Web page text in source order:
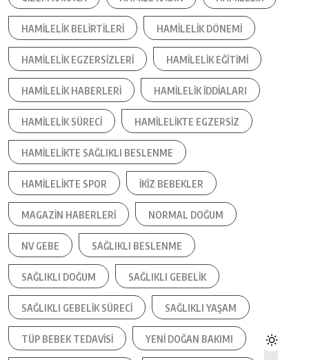
HAMILELIK BELIRTILERI HAMILELIK DÖNEMI
HAMILELIK EGZERSIZLERI HAMILELIK EĞITIMI
HAMILELIK HABERLERI HAMILELIK IDDIALARI
HAMILELIK SÜRECI HAMILELIKTE EGZERSIZ
HAMILELIKTE SAĞLIKLI BESLENME
HAMILELIKTE SPOR IKIZ BEBEKLER
MAGAZIN HABERLERI NORMAL DOĞUM
NV GEBE SAĞLIKLI BESLENME
SAĞLIKLI DOĞUM SAĞLIKLI GEBELIK
SAĞLIKLI GEBELIK SÜRECI SAĞLIKLI YAŞAM
TÜP BEBEK TEDAVISI YENI DOĞAN BAKIMI